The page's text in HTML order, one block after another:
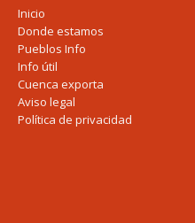
Inicio
Donde estamos
Pueblos Info
Info útil
Cuenca exporta
Aviso legal
Política de privacidad